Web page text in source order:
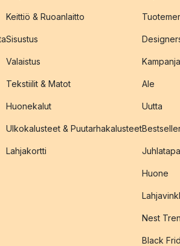
Keittiö & Ruoanlaitto
Sisustus
Valaistus
Tekstiilit & Matot
Huonekalut
Ulkokalusteet & Puutarhakalusteet
Lahjakortti
Ale
Uutta
Huone
Nest
Black